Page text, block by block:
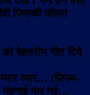
जिसकी कीमत
को बेहतरीन गीत दिये
व्यार… (फ़िल्म-
मंहगाई मार गई…